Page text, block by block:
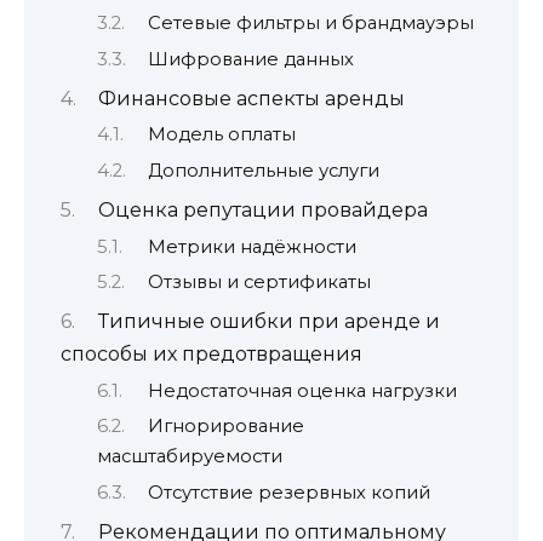
Сетевые фильтры и брандмауэры
Шифрование данных
Финансовые аспекты аренды
Модель оплаты
Дополнительные услуги
Оценка репутации провайдера
Метрики надёжности
Отзывы и сертификаты
Типичные ошибки при аренде и
способы их предотвращения
Недостаточная оценка нагрузки
Игнорирование
масштабируемости
Отсутствие резервных копий
Рекомендации по оптимальному